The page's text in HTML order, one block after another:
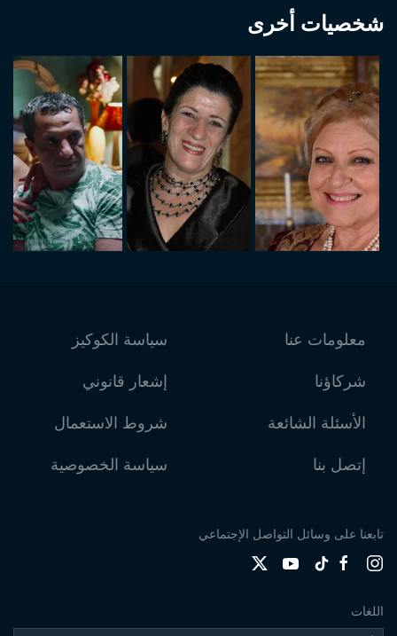
شخصيات أخرى
معلومات عنا
شركاؤنا
الأسئلة الشائعة
إتصل بنا
سياسة الكوكيز
إشعار قانوني
شروط الاستعمال
سياسة الخصوصية
تابعنا على وسائل التواصل الإجتماعي
اللغات